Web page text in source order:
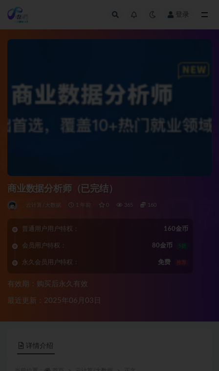
登录
商业数据分析师（已完结）
云计算/大数据 1 年前 0 365 160
普通用户用户特权： 160金币
会员用户特权： 80金币 5折
永久会员用户特权： 免费 推荐
有效期：购买后永久有效
最近更新：2025年06月03日
详情介绍